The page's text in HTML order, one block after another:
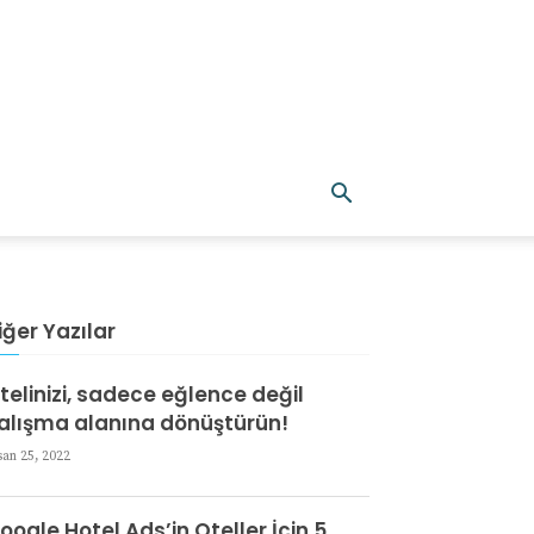
Yazılar
sadece eğlence değil
alanına dönüştürün!
25, 2022